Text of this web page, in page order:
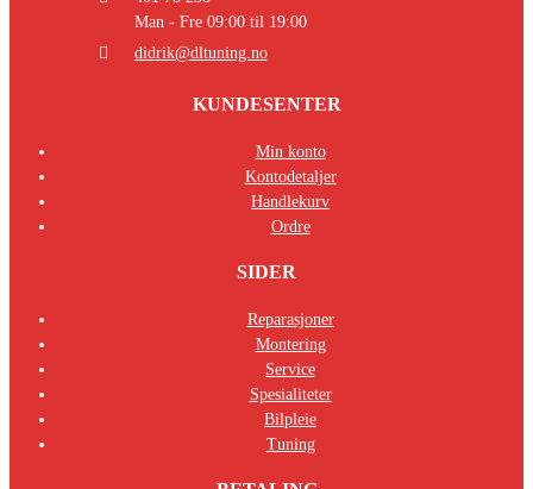
Man - Fre 09:00 til 19:00
didrik@dltuning.no
KUNDESENTER
Min konto
Kontodetaljer
Handlekurv
Ordre
SIDER
Reparasjoner
Montering
Service
Spesialiteter
Bilpleie
Tuning